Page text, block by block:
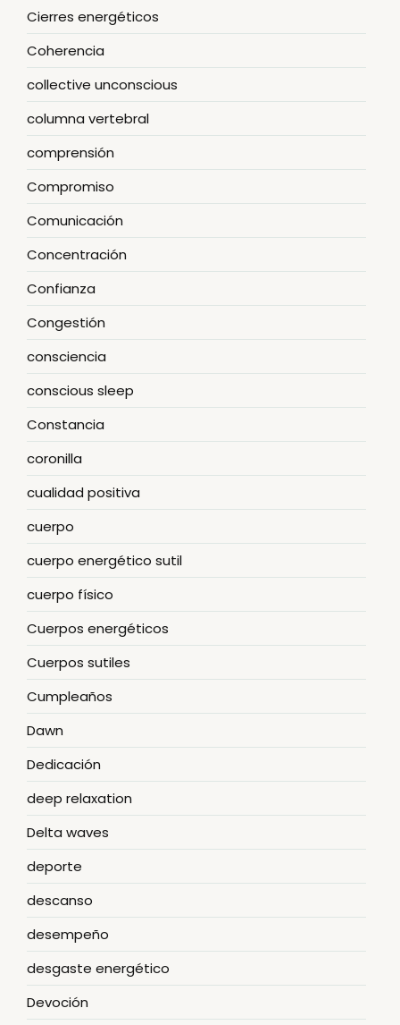
Cierres energéticos
Coherencia
collective unconscious
columna vertebral
comprensión
Compromiso
Comunicación
Concentración
Confianza
Congestión
consciencia
conscious sleep
Constancia
coronilla
cualidad positiva
cuerpo
cuerpo energético sutil
cuerpo físico
Cuerpos energéticos
Cuerpos sutiles
Cumpleaños
Dawn
Dedicación
deep relaxation
Delta waves
deporte
descanso
desempeño
desgaste energético
Devoción